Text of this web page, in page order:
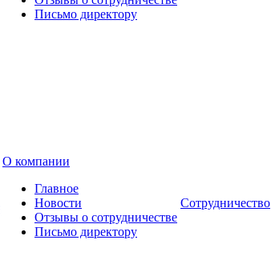
Письмо директору
О компании
Главное
Новости
Отзывы о сотрудничестве
Письмо директору
Сотрудничество